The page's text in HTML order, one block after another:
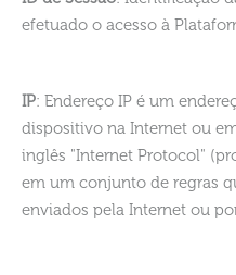
efetuado o acesso à
IP: Endereço IP é um
dispositivo na Internet ou
inglês "Internet Protocol"
em um conjunto de regras
enviados pela Internet ou